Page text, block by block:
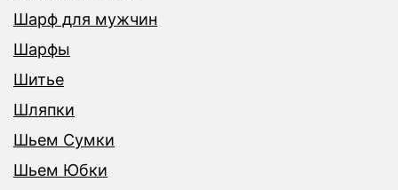
Шарф для мужчин
Шарфы
Шитье
Шляпки
Шьем Сумки
Шьем Юбки